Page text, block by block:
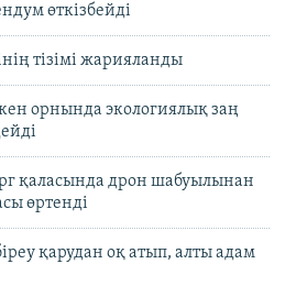
өткізбейді
тізімі жарияланды
орнында экологиялық заң
қаласында дрон шабуылынан
өртенді
қарудан оқ атып, алты адам